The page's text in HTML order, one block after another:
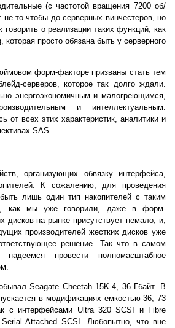
(с частотой вращения 7200 об/
не то чтобы до серверных винчестеров, но
о реализации таких функций, как
которая просто обязана быть у серверного
форм-факторе призваны стать тем
серверов, которое так долго ждали.
энергоэкономичным и малогреющимся,
и интеллектуальным.
от всех этих характеристик, аналитики и
SAS.
организующих обвязку интерфейса,
К сожалению, для проведения
лишь один тип накопителей с таким
как мы уже говорили, даже в форм-
дисков на рынке присутствует немало, и,
производителей жестких дисков уже
решение. Так что в самом
провести полномасштабное
Seagate Cheetah 15K.4, 36 Гбайт. В
в модификациях емкостью 36, 73
с интерфейсами Ultra 320 SCSI и Fibre
Attached SCSI. Любопытно, что вне